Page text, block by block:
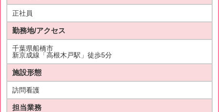
正社員
勤務地/アクセス
千葉県船橋市
新京成線「高根木戸駅」徒歩5分
施設形態
訪問看護
担当業務